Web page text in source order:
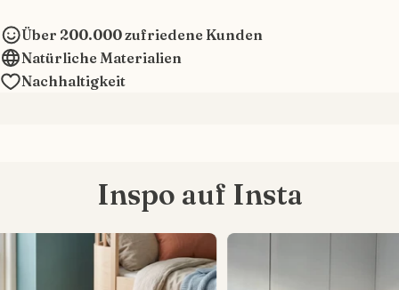
Über 200.000 zufriedene Kunden
Natürliche Materialien
Nachhaltigkeit
Inspo auf Insta